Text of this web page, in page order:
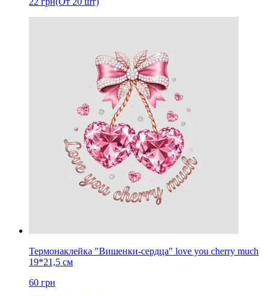
Термонаклейка "Вишенки-сердца" love you cherry much
19*21,5 см
60 грн